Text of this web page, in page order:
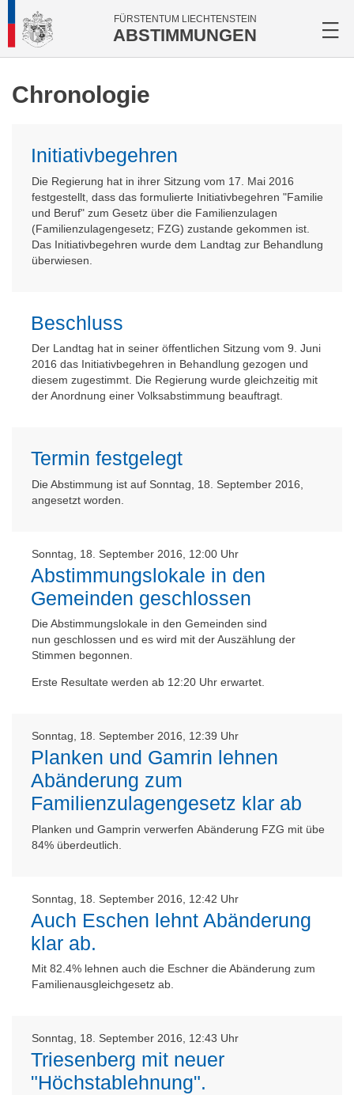
FÜRSTENTUM LIECHTENSTEIN
ABSTIMMUNGEN
Chronologie
Initiativbegehren
Die Regierung hat in ihrer Sitzung vom 17. Mai 2016
festgestellt, dass das formulierte Initiativbegehren "Familie
und Beruf" zum Gesetz über die Familienzulagen
(Familienzulagengesetz; FZG) zustande gekommen ist.
Das Initiativbegehren wurde dem Landtag zur Behandlung
überwiesen.
Beschluss
Der Landtag hat in seiner öffentlichen Sitzung vom 9. Juni
2016 das Initiativbegehren in Behandlung gezogen und
diesem zugestimmt. Die Regierung wurde gleichzeitig mit
der Anordnung einer Volksabstimmung beauftragt.
Termin festgelegt
Die Abstimmung ist auf Sonntag, 18. September 2016,
angesetzt worden.
Sonntag, 18. September 2016, 12:00 Uhr
Abstimmungslokale in den
Gemeinden geschlossen
Die Abstimmungslokale in den Gemeinden sind
nun geschlossen und es wird mit der Auszählung der
Stimmen begonnen.
Erste Resultate werden ab 12:20 Uhr erwartet.
Sonntag, 18. September 2016, 12:39 Uhr
Planken und Gamrin lehnen
Abänderung zum
Familienzulagengesetz klar ab
Planken und Gamprin verwerfen Abänderung FZG mit übe
84% überdeutlich.
Sonntag, 18. September 2016, 12:42 Uhr
Auch Eschen lehnt Abänderung
klar ab.
Mit 82.4% lehnen auch die Eschner die Abänderung zum
Familienausgleichgesetz ab.
Sonntag, 18. September 2016, 12:43 Uhr
Triesenberg mit neuer
"Höchstablehnung".